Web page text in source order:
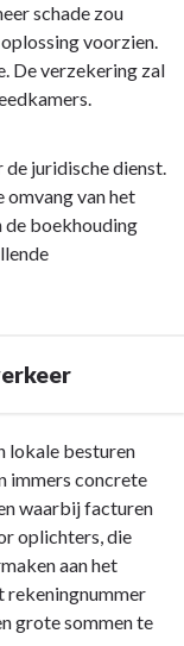
schade zou
voorzien.
De verzekering zal
juridische dienst.
van het
de boekhouding
lokale besturen
immers concrete
waarbij facturen
oplichters, die
aan het
rekeningnummer
grote sommen te